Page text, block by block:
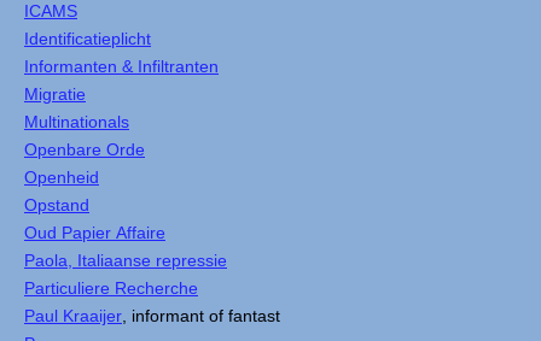
ICAMS
Identificatieplicht
Informanten & Infiltranten
Migratie
Multinationals
Openbare Orde
Openheid
Opstand
Oud Papier Affaire
Paola, Italiaanse repressie
Particuliere Recherche
Paul Kraaijer , informant of fantast